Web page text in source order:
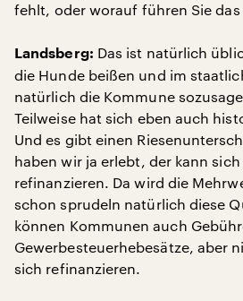
fehlt, oder worauf führen Sie das
Landsberg: Das ist natürlich
die Hunde beißen und im
natürlich die Kommune
Teilweise hat sich eben auch
Und es gibt einen
haben wir ja erlebt, der kann
refinanzieren. Da wird die
schon sprudeln natürlich diese
können Kommunen auch
Gewerbesteuerhebesätze, aber
sich refinanzieren.